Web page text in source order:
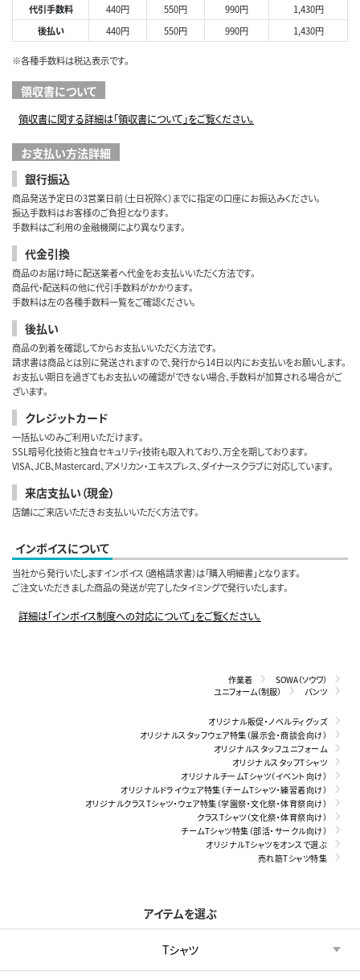
代引手数料 440円 550円 990円
1,430円
後払い
440円 550円 990円 1,430円
※各種手数料は税込表示です。
領収書について
領収書に関する詳細は「領収書について」をご覧ください。
お支払い方法詳細
銀行振込
商品発送予定日の3営業日前（土日祝除く）までに指定の口座にお振込みください。
振込手数料はお客様のご負担となります。
手数料はご利用の金融機関により異なります。
代金引換
商品のお届け時に配送業者へ代金をお支払いいただく方法です。
商品代・配送料の他に代引手数料がかかります。
手数料は左の各種手数料一覧をご確認ください。
後払い
商品の到着を確認してからお支払いいただく方法です。
請求書は商品とは別に発送されますので、発行から14日以内にお支払いをお願いします。
お支払い期日を過ぎてもお支払いの確認ができない場合、手数料が加算される場合がご
ざいます。
クレジットカード
一括払いのみご利用いただけます。
SSL暗号化技術と独自セキュリティ技術も取入れており、万全を期しております。
VISA、JCB、Mastercard、アメリカン・エキスプレス、ダイナースクラブに対応しています。
来店支払い（現金）
店舗にご来店いただきお支払いいただく方法です。
インボイスについて
当社から発行いたしますインボイス（適格請求書）は「購入明細書」となります。
ご注文いただきました商品の発送が完了したタイミングで発行いたします。
詳細は「インボイス制度への対応について」をご覧ください。
作業着
SOWA（ソウワ）
ユニフォーム（制服）
パンツ
オリジナル販促・ノベルティグッズ
オリジナルスタッフウェア特集（展示会・商談会向け）
オリジナルスタッフユニフォーム
オリジナルスタッフTシャツ
オリジナルチームTシャツ（イベント向け）
オリジナルドライウェア特集（チームTシャツ・練習着向け）
オリジナルクラスTシャツ・ウェア特集（学園祭・文化祭・体育祭向け）
クラスTシャツ（文化祭・体育祭向け）
チームTシャツ特集（部活・サークル向け）
オリジナルTシャツをオンスで選ぶ
売れ筋Tシャツ特集
アイテムを選ぶ
Tシャツ